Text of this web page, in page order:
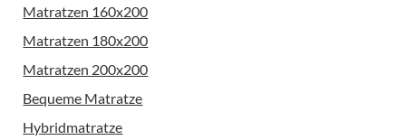
Matratzen 160x200
Matratzen 180x200
Matratzen 200x200
Bequeme Matratze
Hybridmatratze